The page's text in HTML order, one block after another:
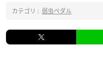
カテゴリ : 弱虫ペダル